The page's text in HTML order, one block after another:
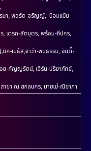
ษา, ฟอร์ด-อรัญญ์, ป๋อมแป๋ม-
, เดรก-สัตบุตร, พร้อม-ทีปกร,
ค-เมธัส,จาว่า-พบธรรม, อินดี้-
ย-กัญญรัตน์, เอิร์น-ปรียาภัทย์,
ขา ณ สกลนคร, มายเม่-ณิชาภา